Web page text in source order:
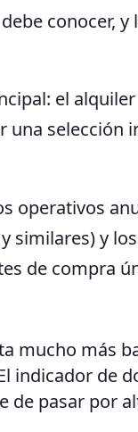
conocer,
el
una selección
operativos
similares) y
de compra
mucho más
indicador de
de pasar por